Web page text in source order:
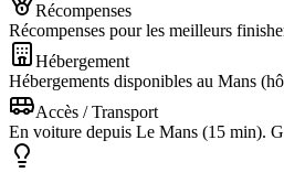
Récompenses
Récompenses pour les meilleurs
Hébergement
Hébergements disponibles au Mans
Accès / Transport
En voiture depuis Le Mans (15 min).